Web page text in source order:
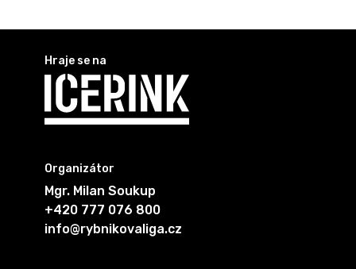
Hraje se na
Organizátor
Mgr. Milan Soukup
+420 777 076 800
info@rybnikovaliga.cz